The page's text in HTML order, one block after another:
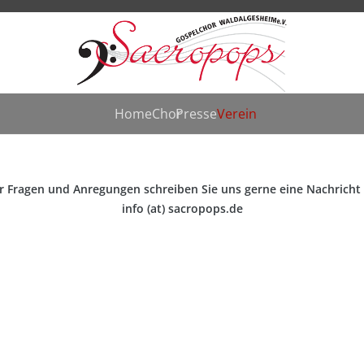
HomeChorPresseVerein
Fragen und Anregungen schreiben Sie uns gerne eine Nachricht
info (at) sacropops.de